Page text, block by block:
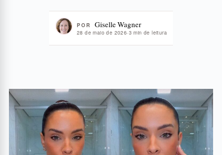
POR Giselle Wagner
28 de maio de 2026·3 min de leitura